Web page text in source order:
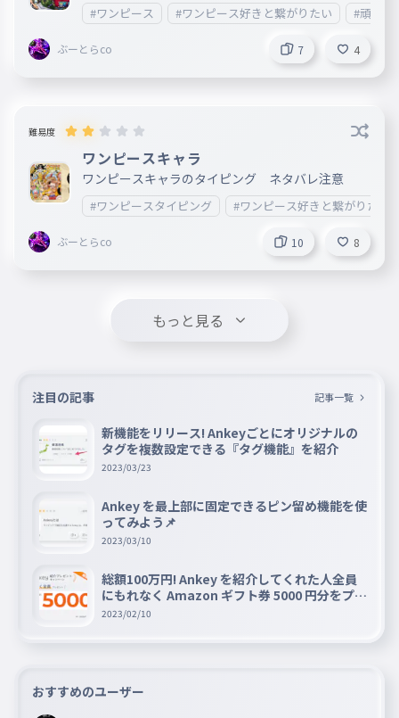
#ワンピース #ワンピース好きと繋がりたい #頑張れ
ぶーとらco 7 4
難易度
ワンピースキャラ
ワンピースキャラのタイピング ネタバレ注意
#ワンピースタイピング #ワンピース好きと繋がりたい
ぶーとらco 10 8
もっと見る
注目の記事 記事一覧
新機能をリリース! Ankeyごとにオリジナルの
タグを複数設定できる『タグ機能』を紹介
2023/03/23
Ankey を最上部に固定できるピン留め機能を使
ってみよう📌
2023/03/10
総額100万円! Ankey を紹介してくれた人全員
にもれなく Amazon ギフト券 5000 円分をプレ
ゼントキャンペーン!!
2023/02/10
おすすめのユーザー